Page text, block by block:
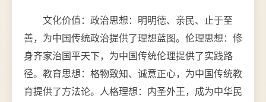
文化价值：政治思想：明明德、亲民、止于至
善，为中国传统政治提供了理想蓝图。伦理思想：修
身齐家治国平天下，为中国传统伦理提供了实践路
径。教育思想：格物致知、诚意正心，为中国传统教
育提供了方法论。人格理想：内圣外王，成为中华民